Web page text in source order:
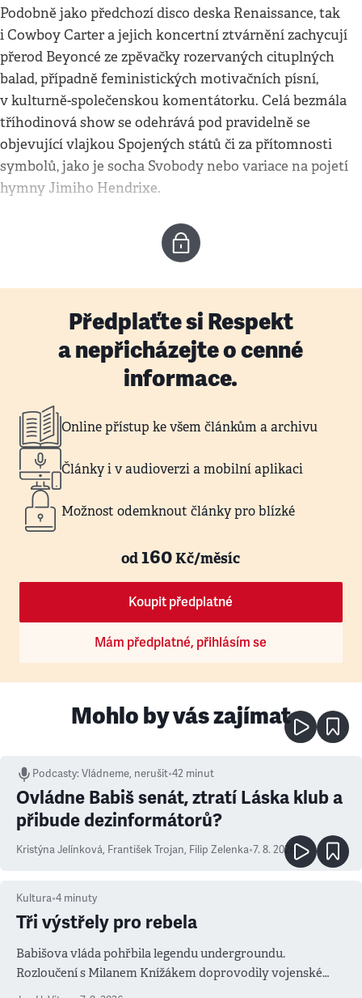
Podobně jako předchozí disco deska Renaissance, tak
i Cowboy Carter a jejich koncertní ztvárnění zachycují
přerod Beyoncé ze zpěvačky rozervaných cituplných
balad, případně feministických motivačních písní,
v kulturně-společenskou komentátorku. Celá bezmála
tříhodinová show se odehrává pod pravidelně se
objevující vlajkou Spojených států či za přítomnosti
symbolů, jako je socha Svobody nebo variace na pojetí
hymny Jimiho Hendrixe.
Předplaťte si Respekt
a nepřicházejte o cenné
informace.
Online přístup ke všem článkům a archivu
Články i v audioverzi a mobilní aplikaci
Možnost odemknout články pro blízké
od160Kč/měsíc
Koupit předplatné
Mám předplatné, přihlásím se
Mohlo by vás zajímat
Podcasty:Vládneme, nerušit•42 minut
Ovládne Babiš senát, ztratí Láska klub a
přibude dezinformátorů?
Kristýna Jelínková, František Trojan, Filip Zelenka•7. 8. 2026
Kultura•4 minuty
Tři výstřely pro rebela
Babišova vláda pohřbila legendu undergroundu.
Rozloučení s Milanem Knížákem doprovodily vojenské
salvy i kritika pokrokářů